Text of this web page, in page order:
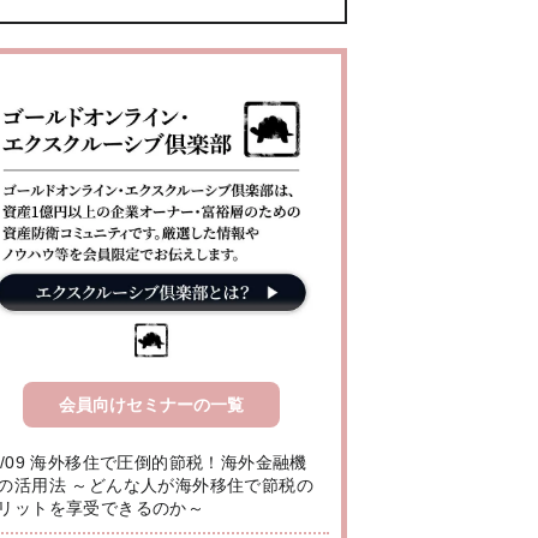
会員向けセミナーの一覧
09 海外移住で圧倒的節税！海外金融機
活用法 ～どんな人が海外移住で節税の
ットを享受できるのか～